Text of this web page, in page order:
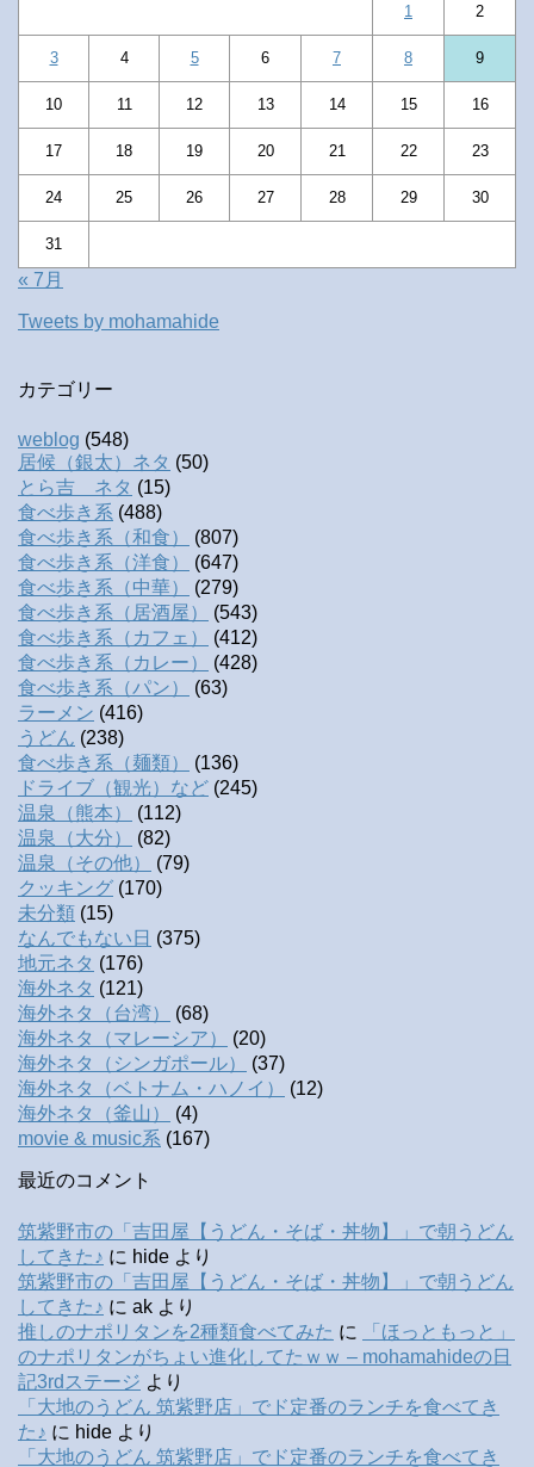
1 2
3 4 5 6 7 8 9
10 11 12 13 14 15 16
17 18 19 20 21 22 23
24 25 26 27 28 29 30
31
« 7月
Tweets by mohamahide
カテゴリー
weblog (548)
居候（銀太）ネタ (50)
とら吉 ネタ (15)
食べ歩き系 (488)
食べ歩き系（和食）
(807)
食べ歩き系（洋食）
(647)
食べ歩き系（中華）
(279)
食べ歩き系（居酒屋）
(543)
食べ歩き系（カフェ）
(412)
食べ歩き系（カレー）
(428)
食べ歩き系（パン）
(63)
ラーメン (416)
うどん (238)
食べ歩き系（麺類）
(136)
ドライブ（観光）など (245)
温泉（熊本）
(112)
温泉（大分）
(82)
温泉（その他）
(79)
クッキング (170)
未分類 (15)
なんでもない日 (375)
地元ネタ (176)
海外ネタ (121)
海外ネタ（台湾）
(68)
海外ネタ（マレーシア）
(20)
海外ネタ（シンガポール）
(37)
海外ネタ（ベトナム・ハノイ）
(12)
海外ネタ（釜山）
(4)
movie & music系 (167)
最近のコメント
筑紫野市の「吉田屋【うどん・そば・丼物】」で朝うどん
してきた♪ に hide より
筑紫野市の「吉田屋【うどん・そば・丼物】」で朝うどん
してきた♪ に ak より
推しのナポリタンを2種類食べてみた に
「ほっともっと」
のナポリタンがちょい進化してたｗｗ – mohamahideの日
記3rdステージ より
「大地のうどん 筑紫野店」でド定番のランチを食べてき
た♪ に hide より
「大地のうどん 筑紫野店」でド定番のランチを食べてき